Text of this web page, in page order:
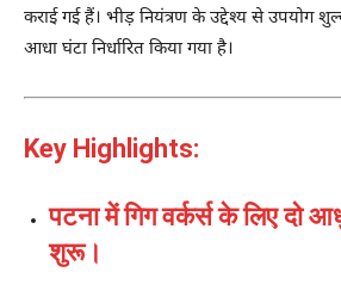
कराई गई हैं। भीड़ नियंत्रण के उद्देश्य से उपयोग
आधा घंटा निर्धारित किया गया है।
Key Highlights:
पटना में गिग वर्कर्स के लिए दो
शुरू।